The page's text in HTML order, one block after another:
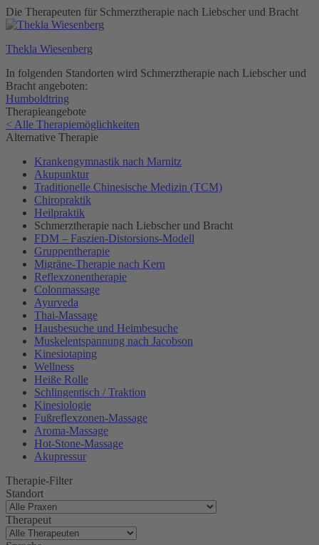
Die Therapeuten für Schmerztherapie nach Liebscher und Bracht
Thekla Wiesenberg
In folgenden Standorten wird Schmerztherapie nach Liebscher und
Bracht angeboten:
Humboldtring
Therapieangebote
< Alle Therapiemöglichkeiten
Alternative Therapie
Krankengymnastik nach Marnitz
Akupunktur
Traditionelle Chinesische Medizin (TCM)
Chiropraktik
Heilpraktik
Schmerztherapie nach Liebscher und Bracht
FDM – Faszien-Distorsions-Modell
Gruppentherapie
Migräne-Therapie nach Kern
Reflexzonentherapie
Colonmassage
Ayurveda
Thai-Massage
Hausbesuche und Heimbesuche
Muskelentspannung nach Jacobson
Kinesiotaping
Wellness
Heiße Rolle
Schlingentisch / Traktion
Kinesiologie
Fußreflexzonen-Massage
Aroma-Massage
Hot-Stone-Massage
Akupressur
Therapie-Filter
Standort
Therapeut